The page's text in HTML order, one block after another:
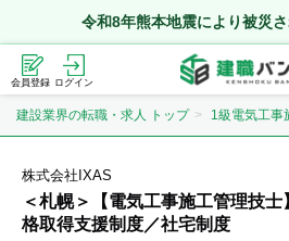
令和8年熊本地震により被災
会員登録 ログイン
建設業界の転職・求人 トップ 1級電気工事
株式会社IXAS
＜札幌＞【電気工事施工管理技
格取得支援制度／社宅制度